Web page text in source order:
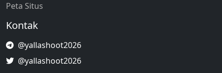
Peta Situs
Kontak
@yallashoot2026
@yallashoot2026